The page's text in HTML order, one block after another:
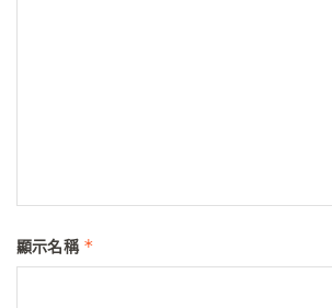
顯示名稱 *